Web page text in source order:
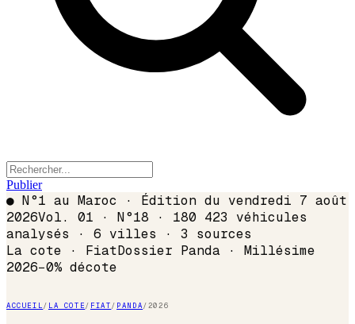
Publier
● N°1 au Maroc · Édition du vendredi 7 août
2026Vol. 01 · N°18 · 180 423 véhicules
analysés · 6 villes · 3 sources
La cote · FiatDossier Panda · Millésime
2026−0% décote
ACCUEIL/ LA COTE/ FIAT/ PANDA/2026